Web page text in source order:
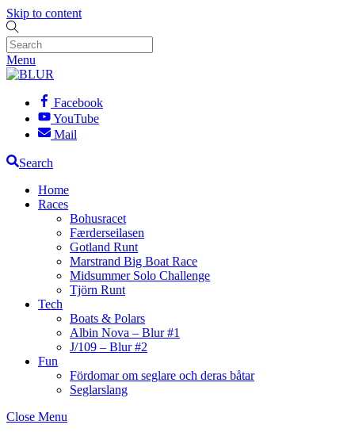
Skip to content
Menu
Facebook
YouTube
Mail
Search
Home
Races
Bohusracet
Færderseilasen
Gotland Runt
Marstrand Big Boat Race
Midsummer Solo Challenge
Tjörn Runt
Tech
Boats & Polars
Albin Nova – Blur #1
J/109 – Blur #2
Fun
Fördomar om seglare och deras båtar
Seglarslang
Close Menu